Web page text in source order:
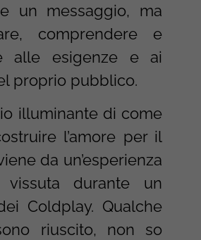
un messaggio, ma
comprendere e
alle esigenze e ai
proprio pubblico.
illuminante di come
l’amore per il
da un’esperienza
vissuta durante un
Coldplay. Qualche
riuscito, non so